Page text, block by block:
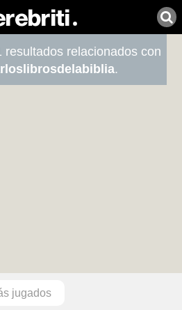
resultados relacionados con
.
jugados